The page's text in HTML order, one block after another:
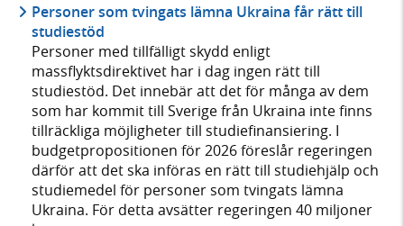
Personer som tvingats lämna Ukraina får rätt till
studiestöd
Personer med tillfälligt skydd enligt
massflyktsdirektivet har i dag ingen rätt till
studiestöd. Det innebär att det för många av dem
som har kommit till Sverige från Ukraina inte finns
tillräckliga möjligheter till studiefinansiering. I
budgetpropositionen för 2026 föreslår regeringen
därför att det ska införas en rätt till studiehjälp och
studiemedel för personer som tvingats lämna
Ukraina. För detta avsätter regeringen 40 miljoner